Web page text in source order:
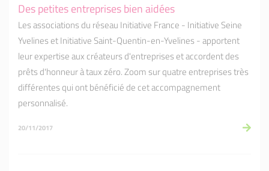
Des petites entreprises bien aidées
Les associations du réseau Initiative France - Initiative Seine
Yvelines et Initiative Saint-Quentin-en-Yvelines - apportent
leur expertise aux créateurs d'entreprises et accordent des
prêts d'honneur à taux zéro. Zoom sur quatre entreprises très
différentes qui ont bénéficié de cet accompagnement
personnalisé.
20/11/2017